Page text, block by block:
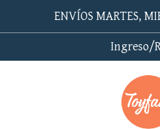
ENVÍOS MARTES,
Ingreso/